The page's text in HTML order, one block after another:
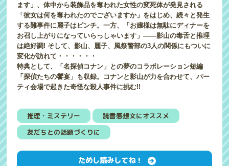
ます」、体中から装飾品を奪われた女性の変死体が発見される
「彼女は何を奪われたのでございますか」をはじめ、続々と発生
する難事件に麗子はピンチ。一方、「お嬢様は無駄にディナーを
お召し上がりになっていらっしゃいます」――影山の毒舌と推理
は絶好調! そして、影山、麗子、風祭警部の3人の関係にもついに
変化が訪れて・・・・・・
特典として、「名探偵コナン」との夢のコラボレーション短編
「探偵たちの饗宴」も収録。コナンと影山が力を合わせて、パー
ティ会場で起きた奇怪な殺人事件に挑む!!
推理・ミステリー
読書感想文にオススメ
友だちとの話題づくりに
ためし読みしてね！